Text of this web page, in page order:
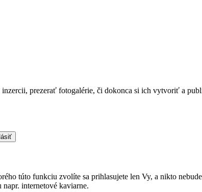
prezerať fotogalérie, či dokonca si ich vytvoriť a
túto funkciu zvolíte sa prihlasujete len Vy, a nikto
internetové kaviarne.